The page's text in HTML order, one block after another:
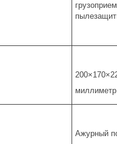
миллиметр
Ажурный